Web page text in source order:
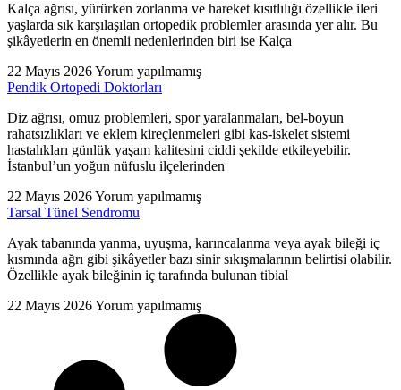
Kalça ağrısı, yürürken zorlanma ve hareket kısıtlılığı özellikle ileri
yaşlarda sık karşılaşılan ortopedik problemler arasında yer alır. Bu
şikâyetlerin en önemli nedenlerinden biri ise Kalça
22 Mayıs 2026Yorum yapılmamış
Pendik Ortopedi Doktorları
Diz ağrısı, omuz problemleri, spor yaralanmaları, bel-boyun
rahatsızlıkları ve eklem kireçlenmeleri gibi kas-iskelet sistemi
hastalıkları günlük yaşam kalitesini ciddi şekilde etkileyebilir.
İstanbul’un yoğun nüfuslu ilçelerinden
22 Mayıs 2026Yorum yapılmamış
Tarsal Tünel Sendromu
Ayak tabanında yanma, uyuşma, karıncalanma veya ayak bileği iç
kısmında ağrı gibi şikâyetler bazı sinir sıkışmalarının belirtisi olabilir.
Özellikle ayak bileğinin iç tarafında bulunan tibial
22 Mayıs 2026Yorum yapılmamış